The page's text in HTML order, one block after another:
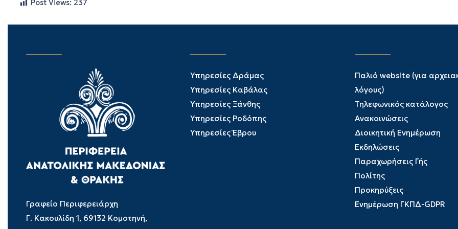
Post Views: 237
Γραφείο Περιφερειάρχη
Γ. Κακουλίδη 1, 69132 Κομοτηνή,
Υπηρεσίες Δράμας
Υπηρεσίες Καβάλας
Υπηρεσίες Ξάνθης
Υπηρεσίες Ροδόπης
Υπηρεσίες Έβρου
Παλιό website (για
λόγους)
Τηλεφωνικός κατάλογος
Ανακοινώσεις
Διοικητική Ενημέρωση
Εκδηλώσεις
Παραχωρήσεις Γής
Πολίτης
Προκηρύξεις
Ενημέρωση ΓΚΠΔ-GDPR